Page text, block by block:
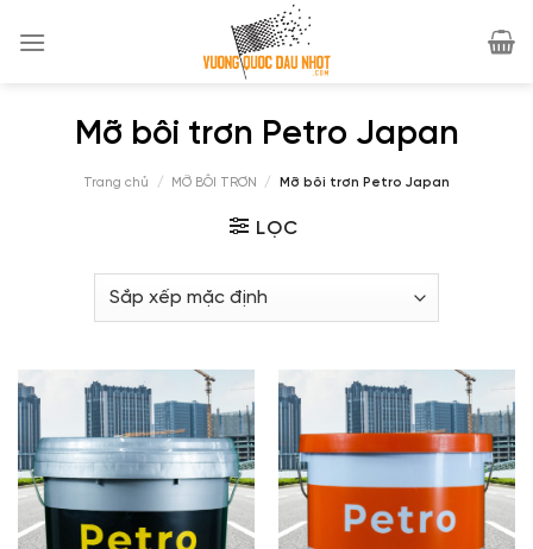
Mỡ bôi trơn Petro Japan
Trang chủ / MỠ BÔI TRƠN / Mỡ bôi trơn Petro Japan
LỌC